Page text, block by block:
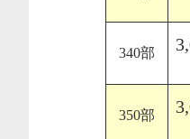
340部
350部